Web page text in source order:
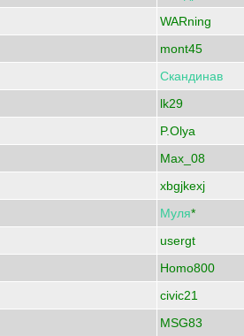
WARning
mont45
Скандинав
lk29
P.Olya
Max_08
xbgjkexj
Муля*
usergt
Homo800
civic21
MSG83